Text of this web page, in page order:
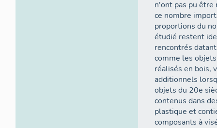
n'ont pas pu
ce nombre
proportions du
étudié restent
rencontrés
comme les
réalisés en bois,
additionnels
objets du 20e
contenus dans
plastique et
composants à